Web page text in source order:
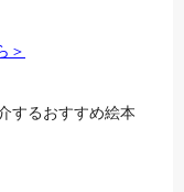
＞
するおすすめ絵本